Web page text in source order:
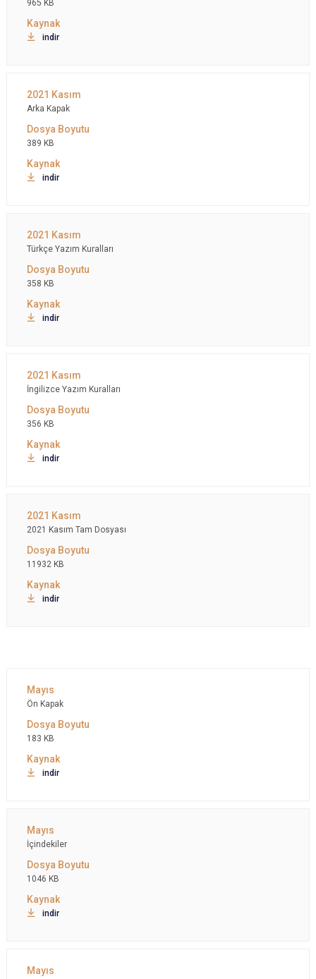
965 KB
indir
Arka Kapak
389 KB
indir
Türkçe Yazım Kuralları
358 KB
indir
İngilizce Yazım Kuralları
356 KB
indir
2021 Kasım Tam Dosyası
11932 KB
indir
Ön Kapak
183 KB
indir
İçindekiler
1046 KB
indir